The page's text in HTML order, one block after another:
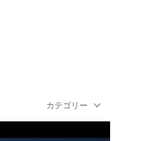
カテゴリー